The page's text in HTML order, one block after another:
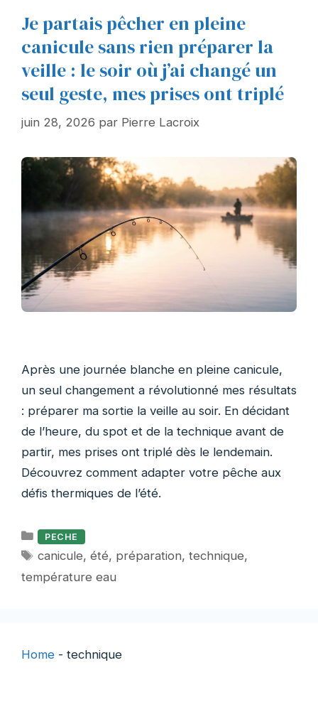
Je partais pêcher en pleine
canicule sans rien préparer la
veille : le soir où j’ai changé un
seul geste, mes prises ont triplé
juin 28, 2026 par Pierre Lacroix
Après une journée blanche en pleine canicule,
un seul changement a révolutionné mes résultats
: préparer ma sortie la veille au soir. En décidant
de l’heure, du spot et de la technique avant de
partir, mes prises ont triplé dès le lendemain.
Découvrez comment adapter votre pêche aux
défis thermiques de l’été.
Catégories
PECHE
Étiquettes
canicule,été, préparation,technique,
température eau
Home - technique